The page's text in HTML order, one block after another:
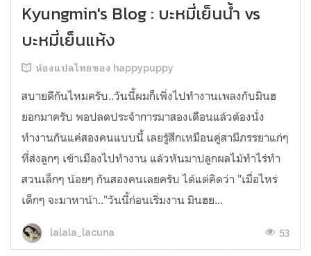
Kyungmin's Blog : บะหมี่เย็นน้ำ vs
บะหมี่เย็นแห้ง
ห้องแปลไทยของ happypuppy
สบายดีกันไหมครับ..วันนี้ผมก็เพิ่งไปทำงานเพลงกับมินฮ
ยอกมาครับ พอปลดประจำการมาสองเดือนแล้วต้องนั่ง
ทำงานกันแค่สองคนแบบนี้ เลยรู้สึกเหมือนคู่สามีภรรยาแก่ๆ
ที่ส่งลูกๆ เข้าเมืองไปทำงาน แล้วหันมาปลูกผลไม้ทำไร่ทำ
สวนเล็กๆ น้อยๆ กันสองคนเลยครับ ได้แต่คิดว่า "เมื่อไหร่
เด็กๆ จะมาหาน้า.."วันนี้ก่อนเริ่มงาน มินฮย...
lalala_lacuna 53